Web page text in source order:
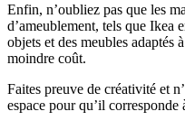
Enfin, n’oubliez pas que les
d’ameublement, tels que Ikea
objets et des meubles adaptés
moindre coût.
Faites preuve de créativité et
espace pour qu’il